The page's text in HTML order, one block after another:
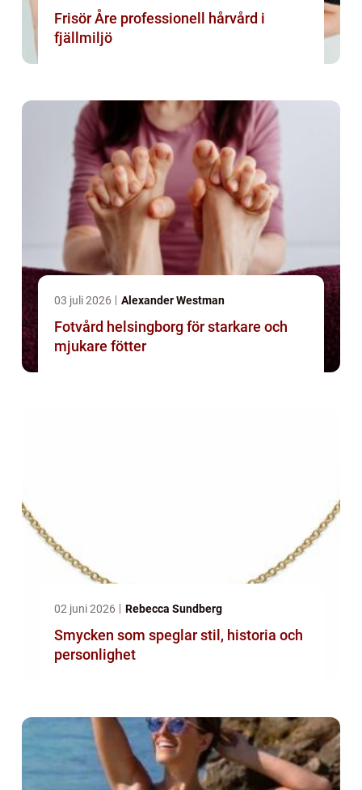
Frisör Åre professionell hårvård i
fjällmiljö
03 juli 2026 Alexander Westman
Fotvård helsingborg för starkare och
mjukare fötter
02 juni 2026 Rebecca Sundberg
Smycken som speglar stil, historia och
personlighet